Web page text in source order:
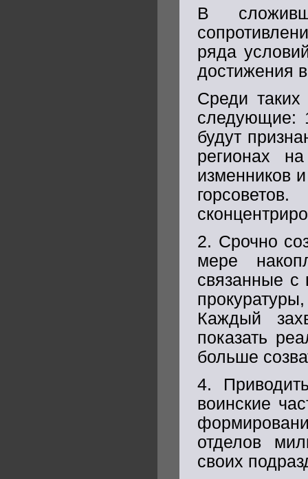
В
ряда
достижения
Среди
следующие:
будут
регионах
изменников
2. Срочно
мере
связанные
Каждый
показать
больше
4.
воинские
отделов
своих